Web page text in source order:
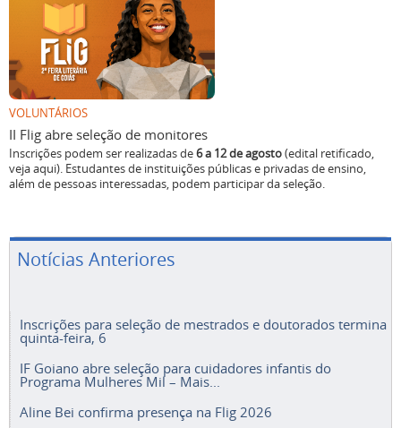
VOLUNTÁRIOS
II Flig abre seleção de monitores
Inscrições podem ser realizadas de6 a 12 de agosto(edital retificado,
veja aqui). Estudantes de instituições públicas e privadas de ensino,
além de pessoas interessadas, podem participar da seleção.
Notícias Anteriores
Inscrições para seleção de mestrados e doutorados termina
quinta-feira, 6
IF Goiano abre seleção para cuidadores infantis do
Programa Mulheres Mil – Mais...
Aline Bei confirma presença na Flig 2026